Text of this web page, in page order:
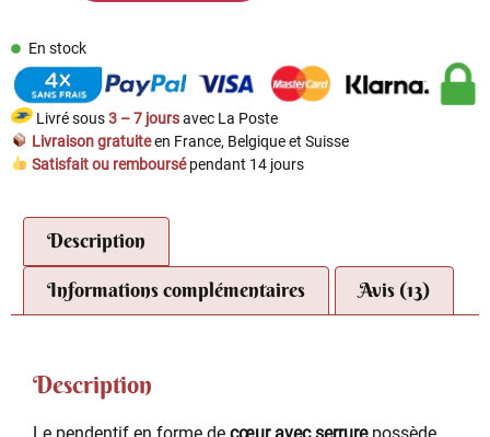
En stock
Livré sous3 – 7 joursavec La Poste
Livraison gratuiteen France, Belgique et Suisse
Satisfait ou remboursépendant 14 jours
Description
Informations complémentaires Avis (13)
Description